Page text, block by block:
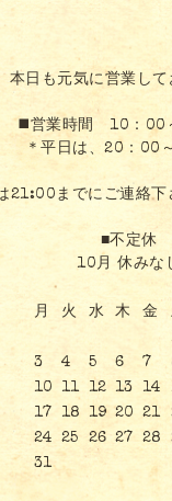
本日も元気に営業して
◼️営業時間 10：00
＊平日は、20：00
21:00までにご連絡下
■不定休
10月 休みな
月 火 水 木 金
3
4 5 6 7
10
11 12 13 14
17
18 19 20 21
24
25 26 27 28
31